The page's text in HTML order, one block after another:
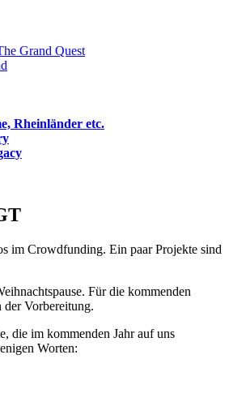
Grand Quest
Rheinländer etc.
im Crowdfunding. Ein paar Projekte sind
Für die kommenden
Vorbereitung.
die im kommenden Jahr auf uns
Worten: